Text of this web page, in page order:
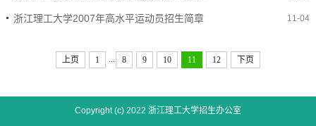
浙江理工大学2007年高水平运动员招生简章 11-04
上页 1 ... 8 9 10 11 12 下页
Copyright (c) 2022 浙江理工大学招生办公室